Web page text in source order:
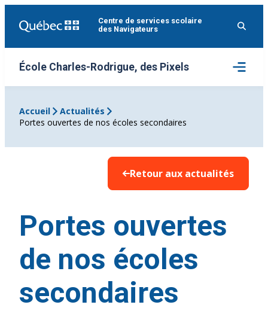
Centre de services scolaire
des Navigateurs
École Charles-Rodrigue, des Pixels
Ouvrir
le
menu
Accueil
Actualités
Portes ouvertes de nos écoles secondaires
Retour aux actualités
Portes ouvertes
de nos écoles
secondaires